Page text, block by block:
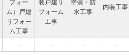
フォー
ム）戸建
リフォー
ム工事
装戸建リ
フォーム
工事
塗装・防
水工事
内装工事
- - - -